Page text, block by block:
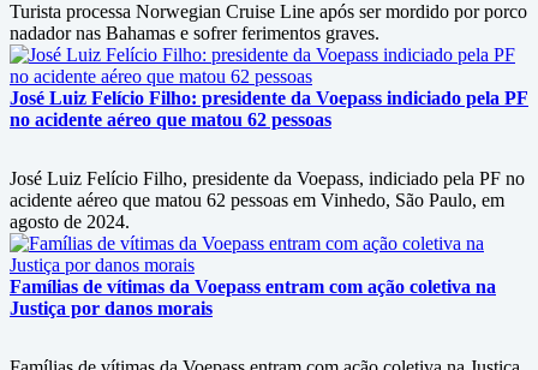
Turista processa Norwegian Cruise Line após ser mordido por porco
nadador nas Bahamas e sofrer ferimentos graves.
José Luiz Felício Filho: presidente da Voepass indiciado pela PF
no acidente aéreo que matou 62 pessoas
José Luiz Felício Filho, presidente da Voepass, indiciado pela PF no
acidente aéreo que matou 62 pessoas em Vinhedo, São Paulo, em
agosto de 2024.
Famílias de vítimas da Voepass entram com ação coletiva na
Justiça por danos morais